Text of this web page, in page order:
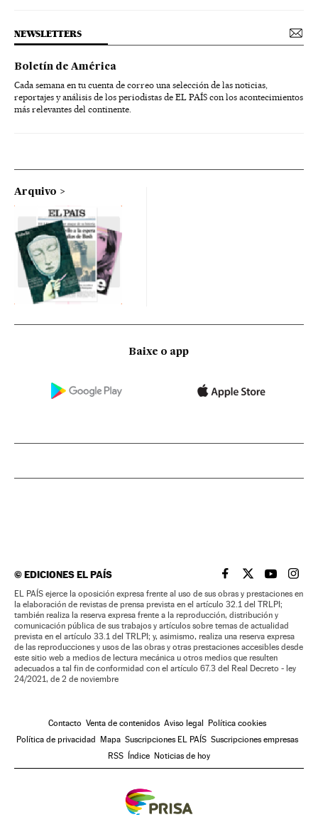
NEWSLETTERS
Boletín de América
Cada semana en tu cuenta de correo una selección de las noticias,
reportajes y análisis de los periodistas de EL PAÍS con los acontecimientos
más relevantes del continente.
Arquivo
Baixe o app
©EDICIONES EL PAÍS EL PAÍS BRASIL EN
EL PAÍSEL PAÍS
EL
EL PAÍS ejerce la oposición expresa frente al uso de sus obras y prestaciones en
la elaboración de revistas de prensa prevista en el artículo 32.1 del TRLPI;
también realiza la reserva expresa frente a la reproducción, distribución y
comunicación pública de sus trabajos y artículos sobre temas de actualidad
prevista en el artículo 33.1 del TRLPI; y, asimismo, realiza una reserva expresa
de las reproducciones y usos de las obras y otras prestaciones accesibles desde
este sitio web a medios de lectura mecánica u otros medios que resulten
adecuados a tal fin de conformidad con el artículo 67.3 del Real Decreto - ley
24/2021, de 2 de noviembre
Contacto Venta de contenidos Aviso legal
Política cookies
Política de privacidad
Mapa Suscripciones EL PAÍS Suscripciones empresas
RSS
Índice Noticias de hoy